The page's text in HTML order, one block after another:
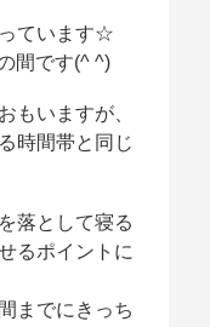
ています☆
間です(^ ^)
もいますが、
時間帯と同じ
落として寝る
るポイントに
までにきっち